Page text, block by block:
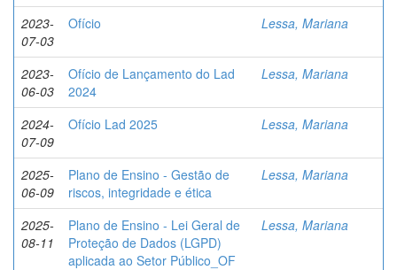
2023-
07-03
Ofício Lessa, Mariana
2023-
06-03
Ofício de Lançamento do Lad
2024
Lessa, Mariana
2024-
07-09
Ofício Lad 2025 Lessa, Mariana
2025-
06-09
Plano de Ensino - Gestão de
riscos, integridade e ética
Lessa, Mariana
2025-
08-11
Plano de Ensino - Lei Geral de
Proteção de Dados (LGPD)
aplicada ao Setor Público_OF
Lessa, Mariana